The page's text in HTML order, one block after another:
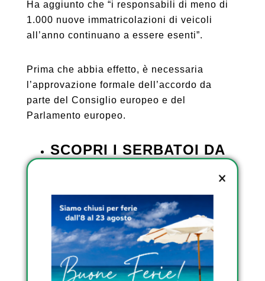
Ha aggiunto che “i responsabili di meno di
1.000 nuove immatricolazioni di veicoli
all’anno continuano a essere esenti”.
Prima che abbia effetto, è necessaria
l’approvazione formale dell’accordo da
parte del Consiglio europeo e del
Parlamento europeo.
SCOPRI I SERBATOI DA
SCOPRI I SERBATOI
INTERRATI DI RIGHETTO
SCOPRI I SERBATOI
TRASPORTABILI
OMOLOGATI DI
RIGHETTO